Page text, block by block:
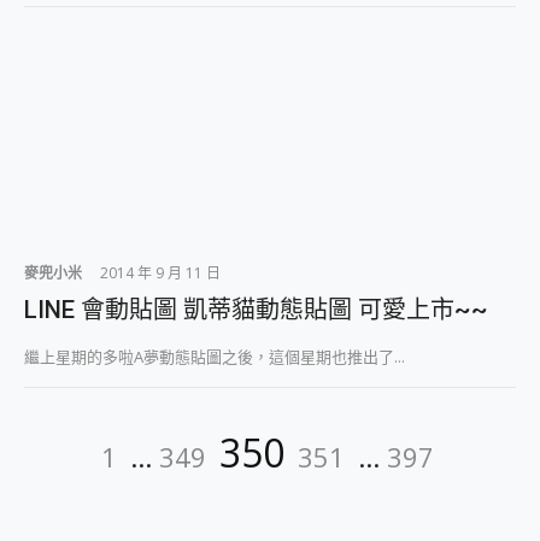
麥兜小米 2014 年 9 月 11 日
LINE 會動貼圖 凱蒂貓動態貼圖 可愛上市~~
繼上星期的多啦A夢動態貼圖之後，這個星期也推出了...
Page
1 ... Page
349 Page
350 Page
351 ... Page
397